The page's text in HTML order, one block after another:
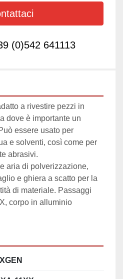
(0)542 641113
a rivestire pezzi in
dove è importante un
essere usato per
e solventi, così come per
abrasivi.
aria di polverizzazione,
e ghiera a scatto per la
di materiale. Passaggi
corpo in alluminio